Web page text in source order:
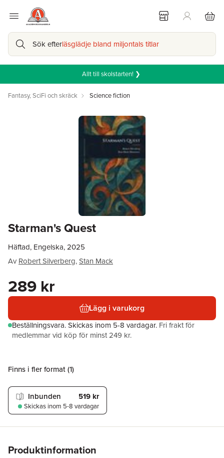
Sök efterläsglädje bland miljontals titlar
Allt till skolstarten! ❯
Fantasy, SciFi och skräck Science fiction
Starman's Quest
Häftad, Engelska, 2025
Av Robert Silverberg,Stan Mack
289 kr
Lägg i varukorg
Beställningsvara.Skickas inom 5-8 vardagar. Fri frakt för
medlemmar vid köp för minst 249 kr.
Finns i fler format (1)
Inbunden 519 kr
Skickas inom 5-8 vardagar
Produktinformation